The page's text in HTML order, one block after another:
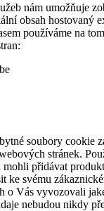
nám umožňuje
obsah hostovaný
používáme na
soubory cookie
stránek.
mohli přidávat
ke svému
o Vás vyvozovali
nebudou nikdy